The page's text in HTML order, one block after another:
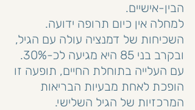
הבין-אישיים.
למחלה אין כיום תרופה ידועה.
השכיחות של דמנציה עולה עם הגיל,
ובקרב בני 85 היא מגיעה לכ-30%.
עם העלייה בתוחלת החיים, תופעה זו
הופכת לאחת מבעיות הבריאות
המרכזיות של הגיל השלישי.